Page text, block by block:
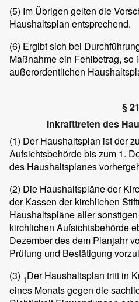
(5) Im Übrigen gelten die
Haushaltsplan entsprechend.
(6) Ergibt sich bei
Maßnahme ein Fehlbetrag, so
außerordentlichen
§ 21
Inkrafttreten des
(1) Der Haushaltsplan ist der
Aufsichtsbehörde bis zum 1.
des Haushaltsplanes
(2) Die Haushaltspläne der
der Kassen der kirchlichen
Haushaltspläne aller
kirchlichen Aufsichtsbehörde
Dezember des dem Planjahr
Prüfung und Bestätigung
(3) 1Der Haushaltsplan tritt in
eines Monats gegen die